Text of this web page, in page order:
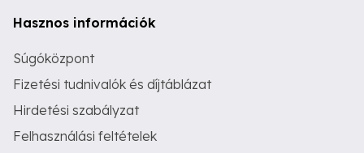
Hasznos információk
Súgóközpont
Fizetési tudnivalók és díjtáblázat
Hirdetési szabályzat
Felhasználási feltételek